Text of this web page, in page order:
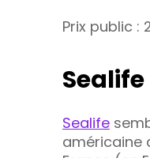
Prix public :
Sealife
américaine